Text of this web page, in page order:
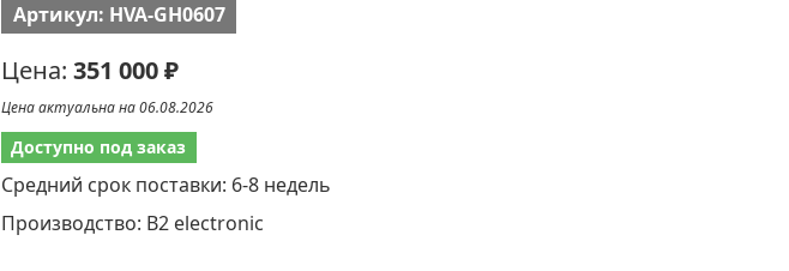
Артикул: HVA-GH0607
Цена: 351 000 ₽
Цена актуальна на 06.08.2026
Доступно под заказ
Средний срок поставки: 6-8 недель
Производство: B2 electronic